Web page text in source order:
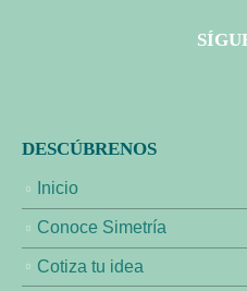
DESCÚBRENOS
Inicio
Conoce Simetría
Cotiza tu idea